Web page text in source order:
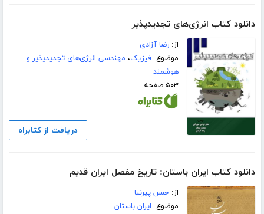
دانلود کتاب انرژی‌های تجدیدپذیر
از:رضا آزادی
موضوع:فیزیک، مهندسی انرژی‌های تجدیدپذیر و
هوشمند
۵۰۳ صفحه
دریافت از کتابراه
دانلود کتاب ایران باستان: تاریخ مفصل ایران قدیم
از:حسن پیرنیا
موضوع: ایران باستان